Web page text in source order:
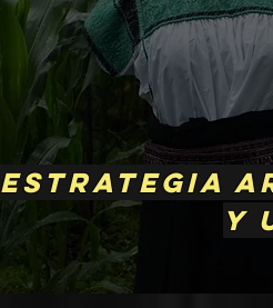
Estrategia
y